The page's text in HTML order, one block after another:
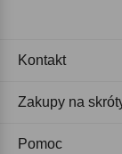
Kontakt
Zakupy na
Pomoc